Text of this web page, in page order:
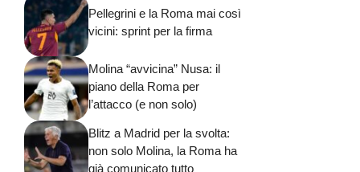
Pellegrini e la Roma mai così
vicini: sprint per la firma
Molina “avvicina” Nusa: il
piano della Roma per
l’attacco (e non solo)
Blitz a Madrid per la svolta:
non solo Molina, la Roma ha
già comunicato tutto